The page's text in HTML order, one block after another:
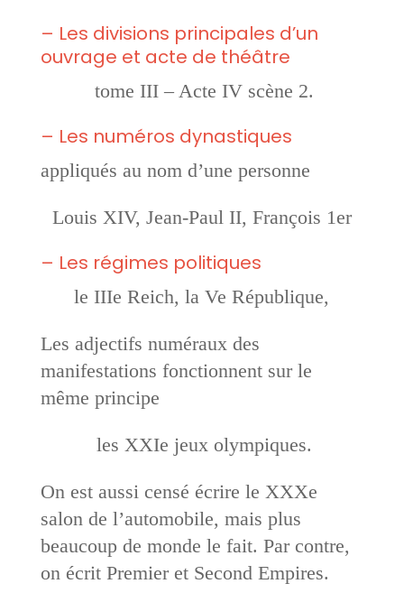
– Les divisions principales d’un
ouvrage et acte de théâtre
tome III – Acte IV scène 2.
– Les numéros dynastiques
appliqués au nom d’une personne
Louis XIV, Jean-Paul II, François 1er
– Les régimes politiques
le IIIe Reich, la Ve République,
Les adjectifs numéraux des
manifestations fonctionnent sur le
même principe
les XXIe jeux olympiques.
On est aussi censé écrire le XXXe
salon de l’automobile, mais plus
beaucoup de monde le fait. Par contre,
on écrit Premier et Second Empires.